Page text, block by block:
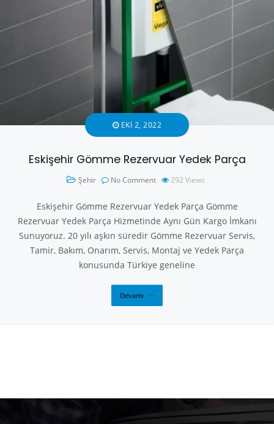
EKI 2, 2022
Eskişehir Gömme Rezervuar Yedek Parça
Şehir No Comment 292 Views
Eskişehir Gömme Rezervuar Yedek Parça Gömme
Rezervuar Yedek Parça Hizmetinde Aynı Gün Kargo İmkanı
Sunuyoruz. 20 yılı aşkın süredir Gömme Rezervuar Servis,
Tamir, Bakım, Onarım, Servis, Montaj ve Yedek Parça
konusunda Türkiye geneline
Devamı